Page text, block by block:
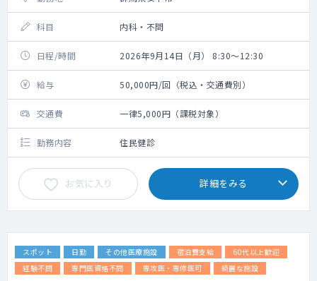
科目 内科・不問
日程/時間 2026年9月14日（月） 8:30～12:30
給与 50,000円/回（税込・交通費別）
交通費 一律5,000円（課税対象）
勤務内容 住民健診
お気に入り 詳細をみる
スポット 日勤 その他医療施設 宿泊費支給
60代以上歓迎
経験不問
専門医資格不問 専攻医・専修医可 綺麗な施設